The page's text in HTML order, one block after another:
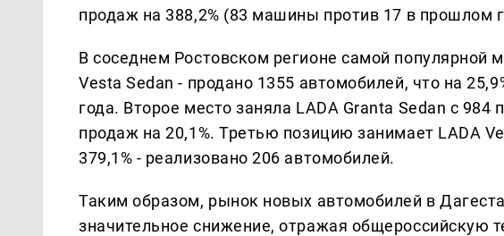
продаж на 388,2% (83 машины против 17 в прошлом
В соседнем Ростовском регионе самой популярной
Vesta Sedan - продано 1355 автомобилей, что на
года. Второе место заняла LADA Granta Sedan с
продаж на 20,1%. Третью позицию занимает LADA
379,1% - реализовано 206 автомобилей.
Таким образом, рынок новых автомобилей в
значительное снижение, отражая общероссийскую